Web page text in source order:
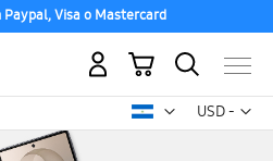
Paypal, Visa o Mastercard
USD -
dólar
Mi carrito